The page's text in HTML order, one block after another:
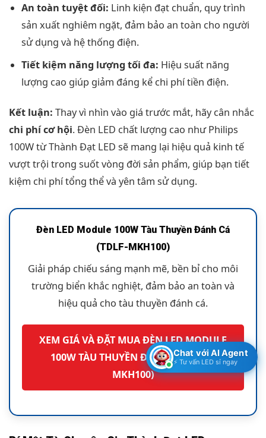
An toàn tuyệt đối: Linh kiện đạt chuẩn, quy trình
sản xuất nghiêm ngặt, đảm bảo an toàn cho người
sử dụng và hệ thống điện.
Tiết kiệm năng lượng tối đa: Hiệu suất năng
lượng cao giúp giảm đáng kể chi phí tiền điện.
Kết luận: Thay vì nhìn vào giá trước mắt, hãy cân nhắc
chi phí cơ hội. Đèn LED chất lượng cao như Philips
100W từ Thành Đạt LED sẽ mang lại hiệu quả kinh tế
vượt trội trong suốt vòng đời sản phẩm, giúp bạn tiết
kiệm chi phí tổng thể và yên tâm sử dụng.
Đèn LED Module 100W Tàu Thuyền Đánh Cá
(TDLF-MKH100)
Giải pháp chiếu sáng mạnh mẽ, bền bỉ cho môi
trường biển khắc nghiệt, đảm bảo an toàn và
hiệu quả cho tàu thuyền đánh cá.
XEM GIÁ VÀ ĐẶT MUA ĐÈN LED MODULE
100W TÀU THUYỀN ĐÁNH CÁ (TDLF-
MKH100)
Chat với AI Agent
⚡ Tư vấn LED sỉ ngay